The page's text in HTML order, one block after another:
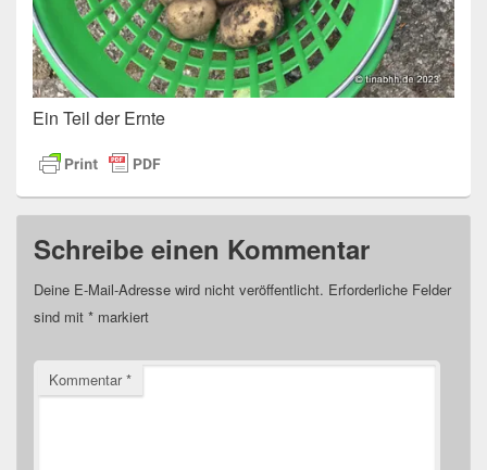
Ein Teil der Ernte
Schreibe einen Kommentar
Deine E-Mail-Adresse wird nicht veröffentlicht. Erforderliche Felder
sind mit * markiert
Kommentar*